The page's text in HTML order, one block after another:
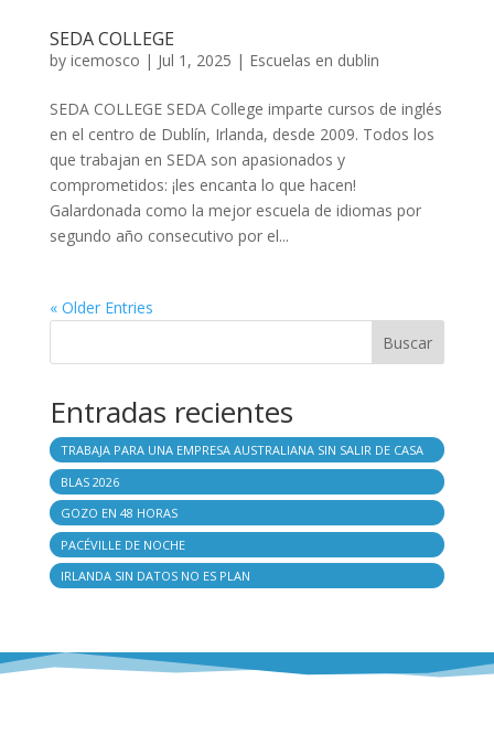
SEDA COLLEGE
by icemosco | Jul 1, 2025 | Escuelas en dublin
SEDA COLLEGE SEDA College imparte cursos de inglés
en el centro de Dublín, Irlanda, desde 2009. Todos los
que trabajan en SEDA son apasionados y
comprometidos: ¡les encanta lo que hacen!
Galardonada como la mejor escuela de idiomas por
segundo año consecutivo por el...
« Older Entries
Buscar
Entradas recientes
TRABAJA PARA UNA EMPRESA AUSTRALIANA SIN SALIR DE CASA
BLAS 2026
GOZO EN 48 HORAS
PACÉVILLE DE NOCHE
IRLANDA SIN DATOS NO ES PLAN